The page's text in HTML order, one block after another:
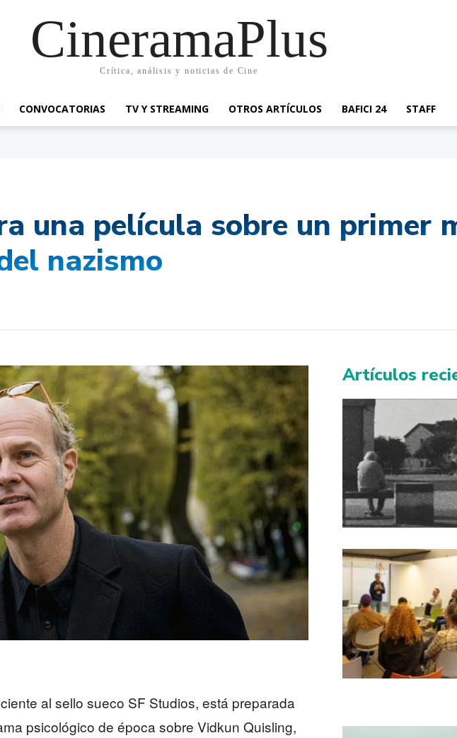
CineramaPlus
Crítica, análisis y noticias de Cine
CONVOCATORIAS TV Y STREAMING OTROS ARTÍCULOS BAFICI 24 STAFF
una película sobre un primer
nazismo
al sello sueco SF Studios, está preparada
psicológico de época sobre Vidkun Quisling,
Artículos